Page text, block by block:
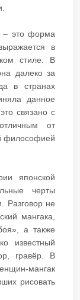
– это форма
в
стиле. В
далеко за
в странах
данное
связано с
от
философией
японской
черты
Разговор не
мангака,
а также
известный
гравёр. В
мангак
рисовать